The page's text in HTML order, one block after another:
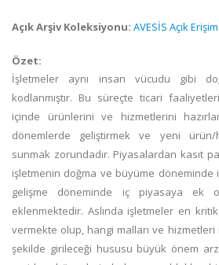
Açık Arşiv Koleksiyonu: AVESİS Açık
Özet:
İşletmeler aynı insan vücudu gibi
kodlanmıştır. Bu süreçte ticari
içinde ürünlerini ve hizmetlerini
dönemlerde geliştirmek ve yeni ürün/
sunmak zorundadır. Piyasalardan kasıt
işletmenin doğma ve büyüme
gelişme döneminde iç piyasaya ek
eklenmektedir. Aslında işletmeler en
vermekte olup, hangi malları ve
şekilde girileceği hususu büyük önem